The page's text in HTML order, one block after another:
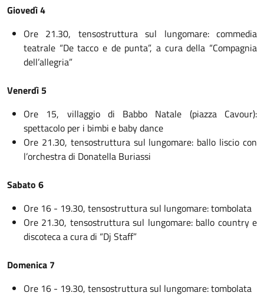
Giovedì 4
Ore 21.30, tensostruttura sul lungomare: commedia
teatrale “De tacco e de punta”, a cura della “Compagnia
dell’allegria”
Venerdì 5
Ore 15, villaggio di Babbo Natale (piazza Cavour):
spettacolo per i bimbi e baby dance
Ore 21.30, tensostruttura sul lungomare: ballo liscio con
l’orchestra di Donatella Buriassi
Sabato 6
Ore 16 - 19.30, tensostruttura sul lungomare: tombolata
Ore 21.30, tensostruttura sul lungomare: ballo country e
discoteca a cura di “Dj Staff”
Domenica 7
Ore 16 - 19.30, tensostruttura sul lungomare: tombolata